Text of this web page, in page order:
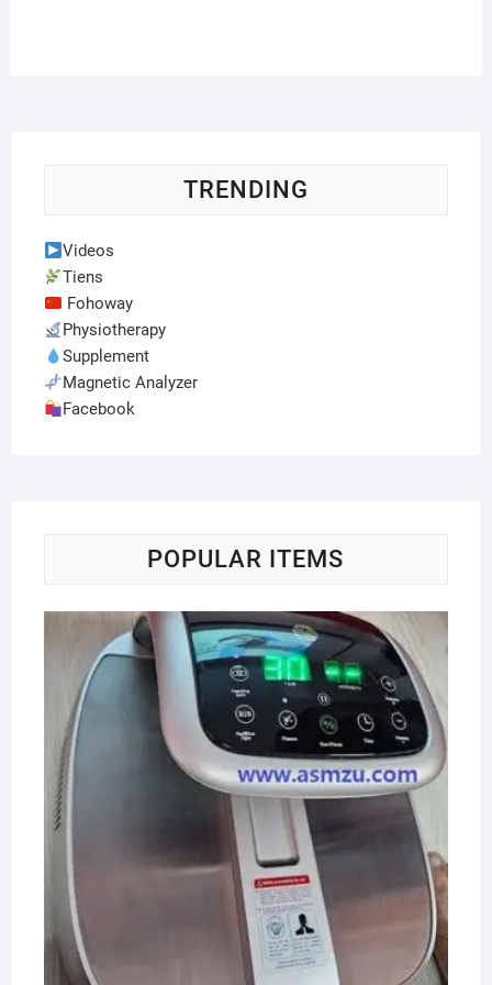
TRENDING
Videos
Tiens
Fohoway
Physiotherapy
Supplement
Magnetic Analyzer
Facebook
POPULAR ITEMS